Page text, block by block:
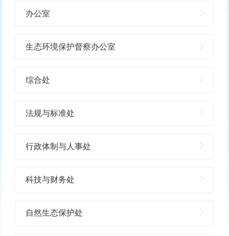
办公室
生态环境保护督察办公室
综合处
法规与标准处
行政体制与人事处
科技与财务处
自然生态保护处